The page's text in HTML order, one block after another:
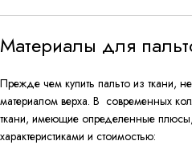
Материалы для
Прежде чем купить пальто из ткани,
материалом верха. В современных
ткани, имеющие определенные
характеристиками и стоимостью: